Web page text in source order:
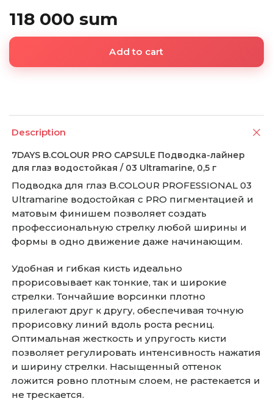
118 000 sum
Add to cart
Description
7DAYS B.COLOUR PRO CAPSULE Подводка-лайнер
для глаз водостойкая / 03 Ultramarine, 0,5 г
Подводка для глаз B.COLOUR PROFESSIONAL 03
Ultramarine водостойкая с PRO пигментацией и
матовым финишем позволяет создать
профессиональную стрелку любой ширины и
формы в одно движение даже начинающим.
Удобная и гибкая кисть идеально
прорисовывает как тонкие, так и широкие
стрелки. Тончайшие ворсинки плотно
прилегают друг к другу, обеспечивая точную
прорисовку линий вдоль роста ресниц.
Оптимальная жесткость и упругость кисти
позволяет регулировать интенсивность нажатия
и ширину стрелки. Насыщенный оттенок
ложится ровно плотным слоем, не растекается и
не трескается.